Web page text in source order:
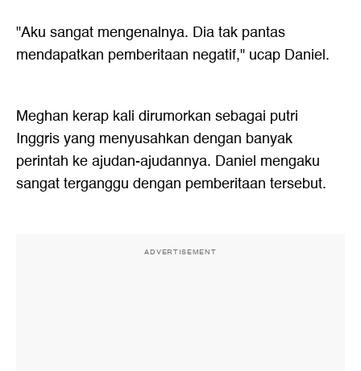
"Aku sangat mengenalnya. Dia tak pantas
mendapatkan pemberitaan negatif," ucap Daniel.
Meghan kerap kali dirumorkan sebagai putri
Inggris yang menyusahkan dengan banyak
perintah ke ajudan-ajudannya. Daniel mengaku
sangat terganggu dengan pemberitaan tersebut.
ADVERTISEMENT